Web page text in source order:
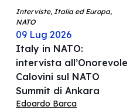
Interviste, Italia ed Europa,
NATO
09 Lug 2026
Italy in NATO:
intervista all’Onorevole
Calovini sul NATO
Summit di Ankara
Edoardo Barca